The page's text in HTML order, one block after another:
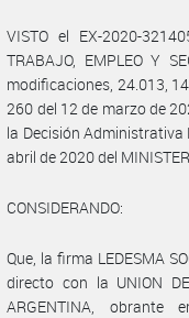
VISTO el EX-2020-
TRABAJO, EMPLEO Y
modificaciones, 24.013,
260 del 12 de marzo de
la Decisión Administrativa
abril de 2020 del
CONSIDERANDO:
Que, la firma LEDESMA
directo con la UNION DE
ARGENTINA, obrante